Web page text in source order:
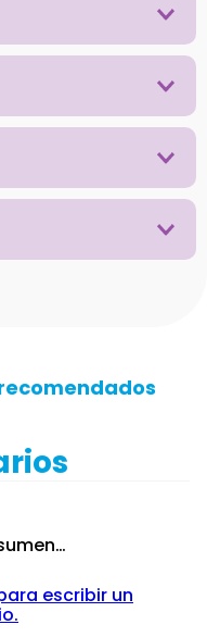
escribir un